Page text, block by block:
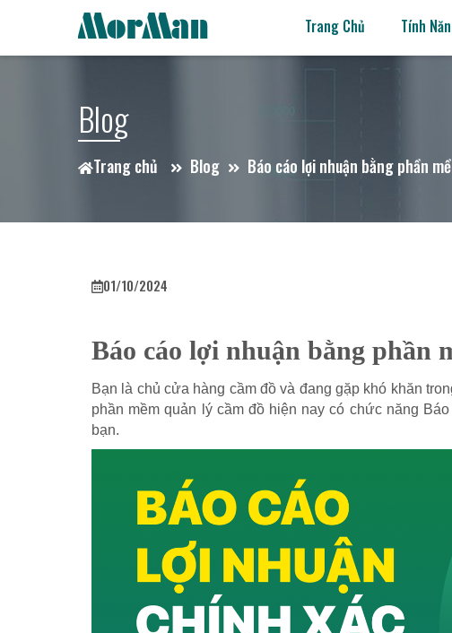
Trang Chủ Tính
Blog
Trang chủ Blog Báo cáo lợi nhuận bằng phần
01/10/2024
Báo cáo lợi nhuận bằng phần
Bạn là chủ cửa hàng cầm đồ và đang gặp khó khăn
phần mềm quản lý cầm đồ hiện nay có chức năng
bạn.